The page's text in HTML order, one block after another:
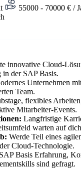
55000 - 70000 € /
innovative Cloud-
der SAP Basis.
Unternehmen
Team.
flexibles
Mitarbeiter-Events.
Langfristige
warten auf
Werde Teil eines
Cloud-Technologie.
SAP Basis Erfahrung,
sind gefragt.